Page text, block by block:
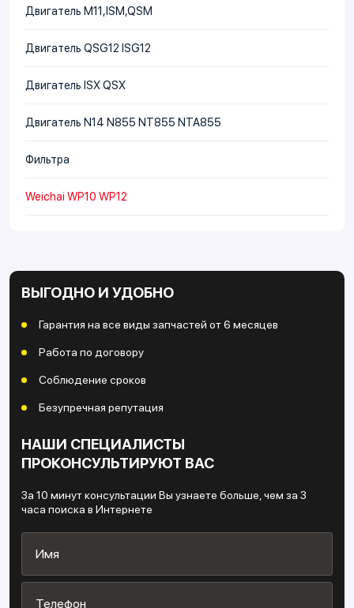
Двигатель М11,ISM,QSM
Двигатель QSG12 ISG12
Двигатель ISX QSX
Двигатель N14 N855 NT855 NTA855
Фильтра
Weichai WP10 WP12
ВЫГОДНО И УДОБНО
Гарантия на все виды запчастей от 6 месяцев
Работа по договору
Соблюдение сроков
Безупречная репутация
НАШИ СПЕЦИАЛИСТЫ
ПРОКОНСУЛЬТИРУЮТ ВАС
За 10 минут консультации Вы узнаете больше, чем за 3
часа поиска в Интернете